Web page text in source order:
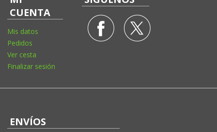
CUENTA
Mis datos
Pedidos
Ver cesta
Finalizar sesión
ENVÍOS